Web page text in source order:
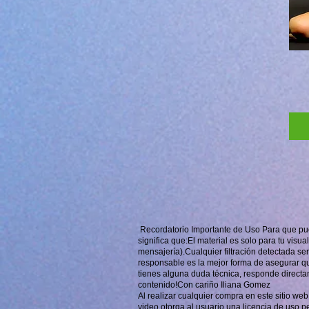
Recordatorio Importante de Uso Para que
significa que:El material es solo para tu
mensajería).Cualquier filtración detectada
responsable es la mejor forma de asegurar
tienes alguna duda técnica, responde
contenido!Con cariño Iliana Gomez
Al realizar cualquier compra en este sitio
video otorga al usuario una licencia de uso